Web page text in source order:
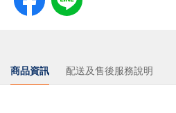
商品資訊 配送及售後服務說明